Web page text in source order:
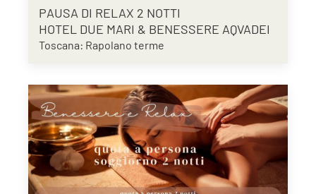
PAUSA DI RELAX 2 NOTTI
HOTEL DUE MARI & BENESSERE AQVADEI
Toscana: Rapolano terme